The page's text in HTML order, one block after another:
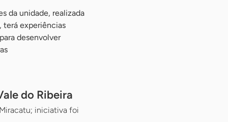
da unidade, realizada
terá experiências
desenvolver
do Ribeira
iniciativa foi